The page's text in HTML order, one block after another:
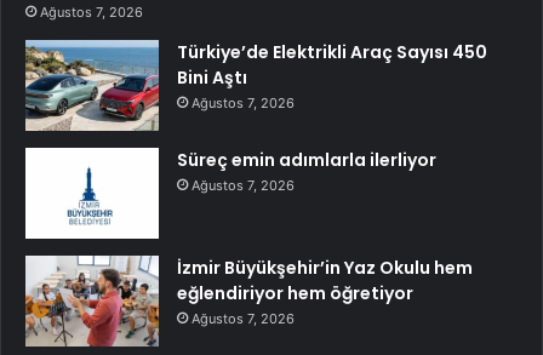
Ağustos 7, 2026
Türkiye’de Elektrikli Araç Sayısı 450
Bini Aştı
Ağustos 7, 2026
Süreç emin adımlarla ilerliyor
Ağustos 7, 2026
İzmir Büyükşehir’in Yaz Okulu hem
eğlendiriyor hem öğretiyor
Ağustos 7, 2026